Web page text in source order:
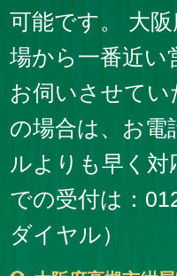
可能です。 大
場から一番近い
お伺いさせて
の場合は、お電
ルよりも早く対
での受付は：
ダイヤル）